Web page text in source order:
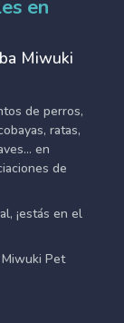
en
Miwuki
de perros,
ratas,
en
de
¡estás en el
Miwuki Pet